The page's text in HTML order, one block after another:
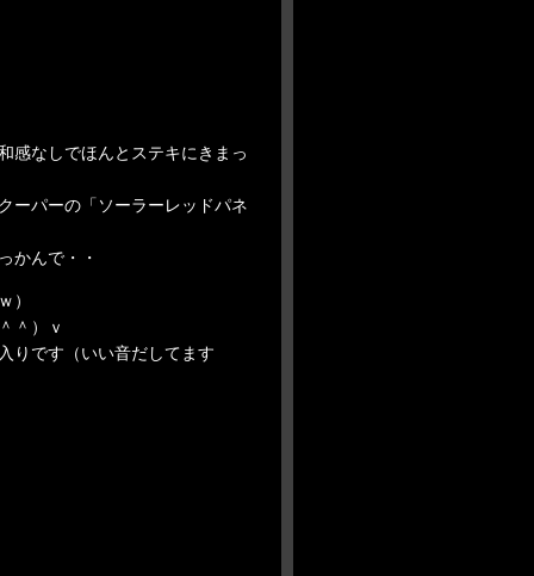
感なしでほんとステキにきまっ
ーパーの「ソーラーレッドパネ
かんで・・
）
＾）ｖ
りです（いい音だしてます